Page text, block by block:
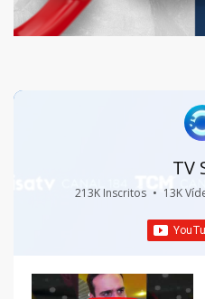
TV
213K Inscritos • 13K